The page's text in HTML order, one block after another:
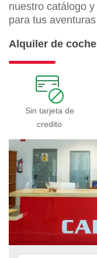
nuestro catálogo y
para tus
Alquiler de
Sin tarjeta de
credito